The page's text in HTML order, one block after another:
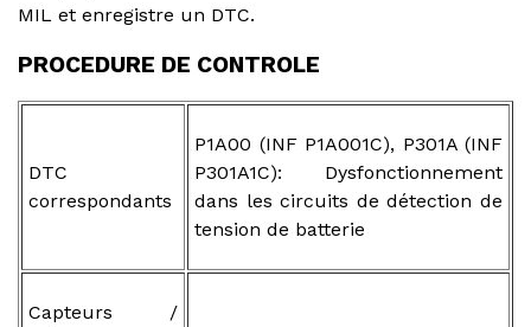
MIL et enregistre un DTC.
PROCEDURE DE CONTROLE
DTC
correspondants
P1A00 (INF P1A001C), P301A (INF
P301A1C): Dysfonctionnement
dans les circuits de détection de
tension de batterie
Capteurs /